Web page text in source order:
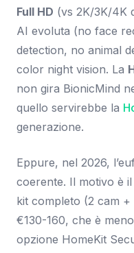
Full HD (vs 2K/3K/4K
AI evoluta (no face
detection, no animal
color night vision. La
non gira BionicMind
quello servirebbe la
generazione.
Eppure, nel 2026,
coerente. Il motivo è il
kit completo (2 cam
€130-160, che è
opzione HomeKit